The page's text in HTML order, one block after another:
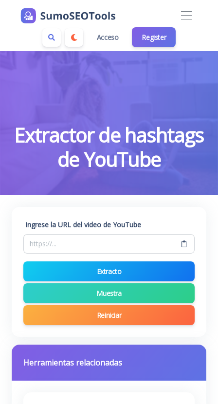
Acceso Register
Extractor de hashtags
de YouTube
Ingrese la URL del video de YouTube
Extracto
Muestra
Reiniciar
Herramientas relacionadas